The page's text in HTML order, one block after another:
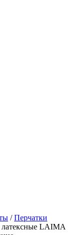
/Перчатки
LAIMA